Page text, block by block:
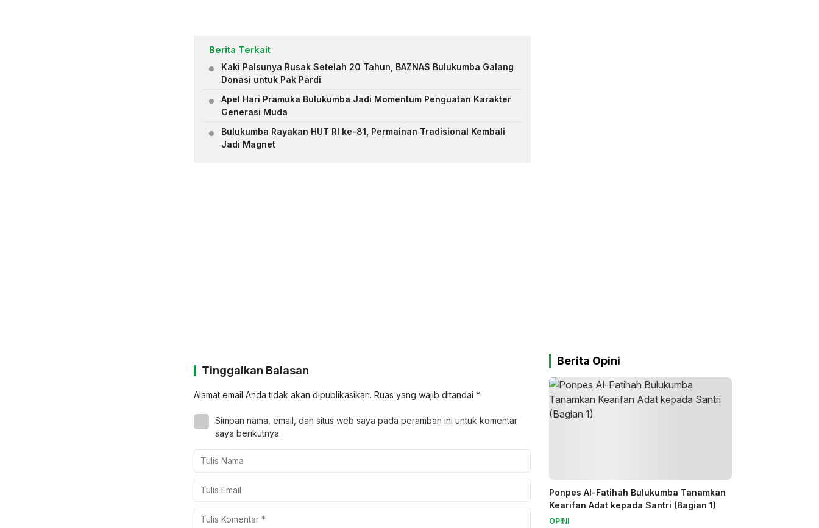
Berita Terkait
Kaki Palsunya Rusak Setelah 20 Tahun, BAZNAS Bulukumba Galang
Donasi untuk Pak Pardi
Apel Hari Pramuka Bulukumba Jadi Momentum Penguatan Karakter
Generasi Muda
Bulukumba Rayakan HUT RI ke-81, Permainan Tradisional Kembali
Jadi Magnet
Tinggalkan Balasan
Alamat email Anda tidak akan dipublikasikan. Ruas yang wajib ditandai *
Simpan nama, email, dan situs web saya pada peramban ini untuk komentar
saya berikutnya.
Berita Opini
Ponpes Al-Fatihah Bulukumba Tanamkan
Kearifan Adat kepada Santri (Bagian 1)
OPINI